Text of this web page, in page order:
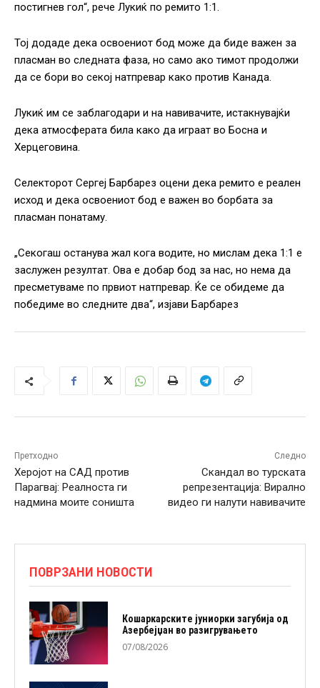
постигнев гол“, рече Лукиќ по ремито 1:1.
Тој додаде дека освоениот бод може да биде важен за
пласман во следната фаза, но само ако тимот продолжи
да се бори во секој натпревар како против Канада.
Лукиќ им се заблагодари и на навивачите, истакнувајќи
дека атмосферата била како да играат во Босна и
Херцеговина.
Селекторот Сергеј Барбарез оцени дека ремито е реален
исход и дека освоениот бод е важен во борбата за
пласман понатаму.
„Секогаш останува жал кога водите, но мислам дека 1:1 е
заслужен резултат. Ова е добар бод за нас, но нема да
пресметуваме по првиот натпревар. Ќе се обидеме да
победиме во следните два“, изјави Барбарез
Претходно
Херојот на САД против
Парагвај: Реалноста ги
надмина моите соништа
Следно
Скандал во турската
репрезентација: Вирално
видео ги налути навивачите
ПОВРЗАНИ НОВОСТИ
Кошаркарските јуниорки загубија од
Азербејџан во разигрувањето
07/08/2026